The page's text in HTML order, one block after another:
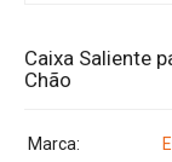
Caixa Saliente
Chão
Marca: